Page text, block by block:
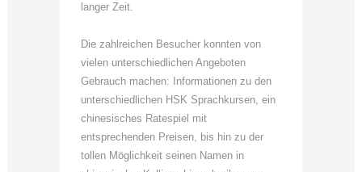
langer Zeit.
Die zahlreichen Besucher konnten von
vielen unterschiedlichen Angeboten
Gebrauch machen: Informationen zu den
unterschiedlichen HSK Sprachkursen, ein
chinesisches Ratespiel mit
entsprechenden Preisen, bis hin zu der
tollen Möglichkeit seinen Namen in